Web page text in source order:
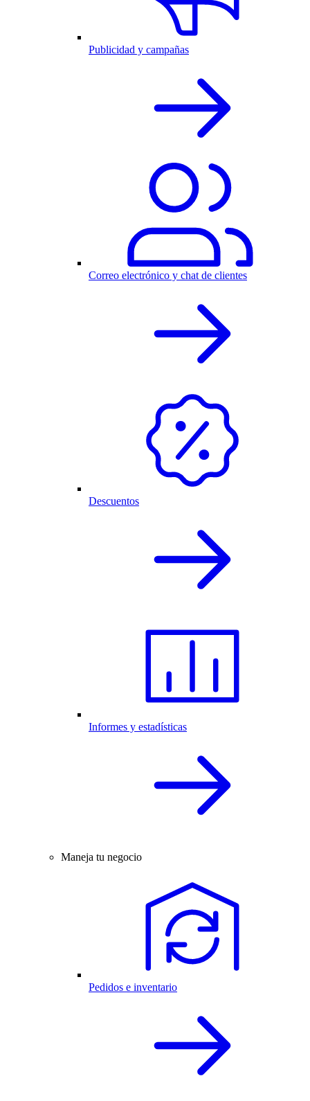
Publicidad y campañas
Correo electrónico y chat de clientes
Descuentos
Informes y estadísticas
Maneja tu negocio
Pedidos e inventario